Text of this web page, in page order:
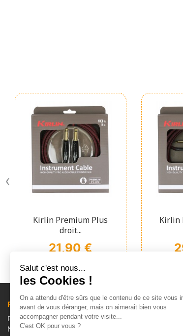
Kirlin Premium Plus
droit...
Prix
21,90 €
Kirlin
‹
PRODUITS
Promotions
Nouveaux produits
Salut c'est nous...
les Cookies !
On a attendu d'être sûrs que le contenu de ce site vous
avant de vous déranger, mais on aimerait bien vous
accompagner pendant votre visite...
C'est OK pour vous ?